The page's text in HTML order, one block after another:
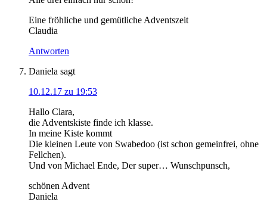
Eine fröhliche und gemütliche Adventszeit
Claudia
Antworten
Daniela sagt
10.12.17 zu 19:53
Hallo Clara,
die Adventskiste finde ich klasse.
In meine Kiste kommt
Die kleinen Leute von Swabedoo (ist schon gemeinfrei, ohne
Fellchen).
Und von Michael Ende, Der super… Wunschpunsch,
schönen Advent
Daniela